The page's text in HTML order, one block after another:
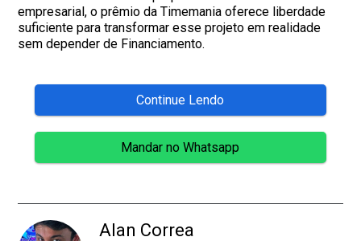
empresarial, o prêmio da Timemania oferece liberdade
suficiente para transformar esse projeto em realidade
sem depender de Financiamento.
Continue Lendo
Mandar no Whatsapp
Alan Correa